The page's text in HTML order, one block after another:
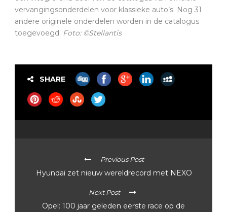
vervangingsonderdelen voor klassieke auto’s. Nog 31
andere originele onderdelen worden in de catalogus
toegevoegd. Foto: ©Stellantis
SHARE
Previous Post
Hyundai zet nieuw wereldrecord met NEXO
Next Post
Opel: 100 jaar geleden eerste race op de